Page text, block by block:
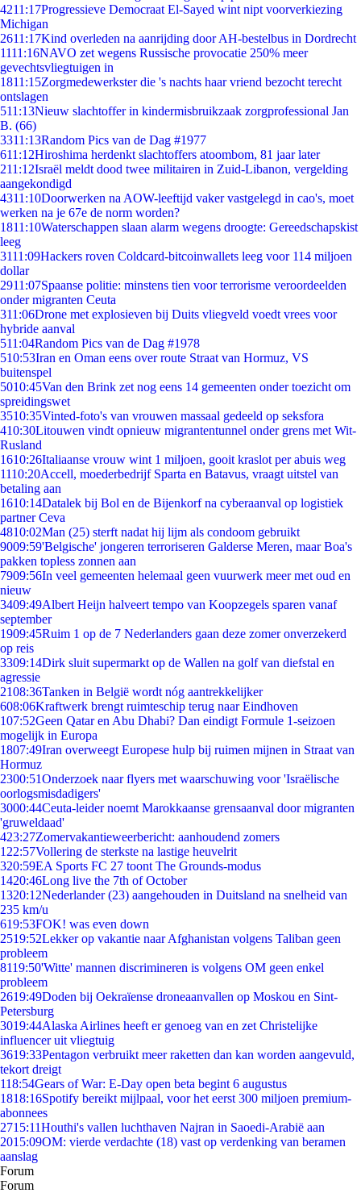
4211:17Progressieve Democraat El-Sayed wint nipt voorverkiezing
Michigan
2611:17Kind overleden na aanrijding door AH-bestelbus in Dordrecht
1111:16NAVO zet wegens Russische provocatie 250% meer
gevechtsvliegtuigen in
1811:15Zorgmedewerkster die 's nachts haar vriend bezocht terecht
ontslagen
511:13Nieuw slachtoffer in kindermisbruikzaak zorgprofessional Jan
B. (66)
3311:13Random Pics van de Dag #1977
611:12Hiroshima herdenkt slachtoffers atoombom, 81 jaar later
211:12Israël meldt dood twee militairen in Zuid-Libanon, vergelding
aangekondigd
4311:10Doorwerken na AOW-leeftijd vaker vastgelegd in cao's, moet
werken na je 67e de norm worden?
1811:10Waterschappen slaan alarm wegens droogte: Gereedschapskist
leeg
3111:09Hackers roven Coldcard-bitcoinwallets leeg voor 114 miljoen
dollar
2911:07Spaanse politie: minstens tien voor terrorisme veroordeelden
onder migranten Ceuta
311:06Drone met explosieven bij Duits vliegveld voedt vrees voor
hybride aanval
511:04Random Pics van de Dag #1978
510:53Iran en Oman eens over route Straat van Hormuz, VS
buitenspel
5010:45Van den Brink zet nog eens 14 gemeenten onder toezicht om
spreidingswet
3510:35Vinted-foto's van vrouwen massaal gedeeld op seksfora
410:30Litouwen vindt opnieuw migrantentunnel onder grens met Wit-
Rusland
1610:26Italiaanse vrouw wint 1 miljoen, gooit kraslot per abuis weg
1110:20Accell, moederbedrijf Sparta en Batavus, vraagt uitstel van
betaling aan
1610:14Datalek bij Bol en de Bijenkorf na cyberaanval op logistiek
partner Ceva
4810:02Man (25) sterft nadat hij lijm als condoom gebruikt
9009:59'Belgische' jongeren terroriseren Galderse Meren, maar Boa's
pakken topless zonnen aan
7909:56In veel gemeenten helemaal geen vuurwerk meer met oud en
nieuw
3409:49Albert Heijn halveert tempo van Koopzegels sparen vanaf
september
1909:45Ruim 1 op de 7 Nederlanders gaan deze zomer onverzekerd
op reis
3309:14Dirk sluit supermarkt op de Wallen na golf van diefstal en
agressie
2108:36Tanken in België wordt nóg aantrekkelijker
608:06Kraftwerk brengt ruimteschip terug naar Eindhoven
107:52Geen Qatar en Abu Dhabi? Dan eindigt Formule 1-seizoen
mogelijk in Europa
1807:49Iran overweegt Europese hulp bij ruimen mijnen in Straat van
Hormuz
2300:51Onderzoek naar flyers met waarschuwing voor 'Israëlische
oorlogsmisdadigers'
3000:44Ceuta-leider noemt Marokkaanse grensaanval door migranten
'gruweldaad'
423:27Zomervakantieweerbericht: aanhoudend zomers
1 22:57Vollering de sterkste na lastige heuvelrit
320:59EA Sports FC 27 toont The Grounds-modus
1420:46Long live the 7th of October
1320:12Nederlander (23) aangehouden in Duitsland na snelheid van
235 km/u
619:53FOK! was even down
2519:52Lekker op vakantie naar Afghanistan volgens Taliban geen
probleem
8119:50'Witte' mannen discrimineren is volgens OM geen enkel
probleem
2619:49Doden bij Oekraïense droneaanvallen op Moskou en Sint-
Petersburg
3019:44Alaska Airlines heeft er genoeg van en zet Christelijke
influencer uit vliegtuig
3619:33Pentagon verbruikt meer raketten dan kan worden aangevuld,
tekort dreigt
118:54Gears of War: E-Day open beta begint 6 augustus
1818:16Spotify bereikt mijlpaal, voor het eerst 300 miljoen premium-
abonnees
2715:11Houthi's vallen luchthaven Najran in Saoedi-Arabië aan
2015:09OM: vierde verdachte (18) vast op verdenking van beramen
aanslag
Forum
Forum